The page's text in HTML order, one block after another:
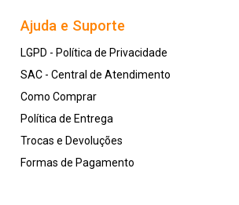
Ajuda e Suporte
LGPD - Política de Privacidade
SAC - Central de Atendimento
Como Comprar
Política de Entrega
Trocas e Devoluções
Formas de Pagamento